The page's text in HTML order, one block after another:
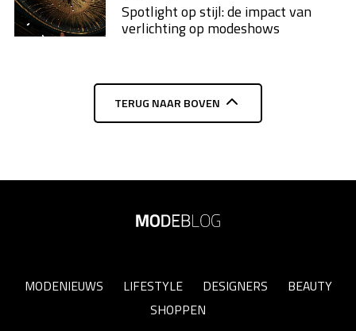
Spotlight op stijl: de impact van
verlichting op modeshows
TERUG NAAR BOVEN
MODENIEUWS LIFESTYLE DESIGNERS
BEAUTY
SHOPPEN